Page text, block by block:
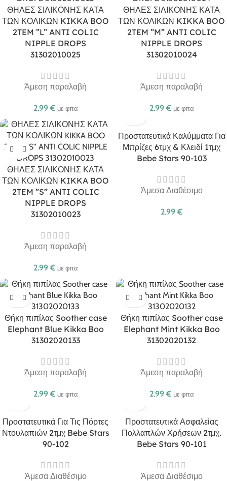
ΘΗΛΕΣ ΣΙΛΙΚΟΝΗΣ ΚΑΤΑ
ΤΩΝ ΚΟΛΙΚΩΝ KIKKA BOO
2TEM ”L” ANTI COLIC
NIPPLE DROPS
31302010025
Άμεση παραλαβή
2.99 € με φπα
ΘΗΛΕΣ ΣΙΛΙΚΟΝΗΣ ΚΑΤΑ
ΤΩΝ ΚΟΛΙΚΩΝ KIKKA BOO
2TEM ”M” ANTI COLIC
NIPPLE DROPS
31302010024
Άμεση παραλαβή
2.99 € με φπα
ΘΗΛΕΣ ΣΙΛΙΚΟΝΗΣ ΚΑΤΑ
ΤΩΝ ΚΟΛΙΚΩΝ KIKKA BOO
2TEM ”S” ANTI COLIC
NIPPLE DROPS
31302010023
Άμεση παραλαβή
2.99 € με φπα
Προστατευτικά Καλύμματα Για
Μπρίζες 6τμχ & Κλειδί 1τμχ
Bebe Stars 90-103
Άμεσα Διαθέσιμο
2.99 €
Θήκη πιπίλας Soother case
Elephant Blue Kikka Boo
31302020133
Άμεση παραλαβή
2.99 € με φπα
Θήκη πιπίλας Soother case
Elephant Mint Kikka Boo
31302020132
Άμεση παραλαβή
2.99 € με φπα
Προστατευτικά Για Τις Πόρτες
Ντουλαπιών 2τμχ Bebe Stars
90-102
Άμεσα Διαθέσιμο
Προστατευτικά Ασφαλείας
Πολλαπλών Χρήσεων 2τμχ.
Bebe Stars 90-101
Άμεσα Διαθέσιμο